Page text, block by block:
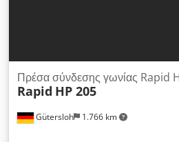
Gütersloh 1.766 km
Πρέσα σύνδεσης γωνίας Rapid
Rapid HP 205